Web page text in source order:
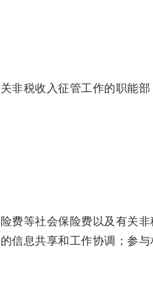
非税收入征管工作的职能部
费等社会保险费以及有关非
信息共享和工作协调；参与